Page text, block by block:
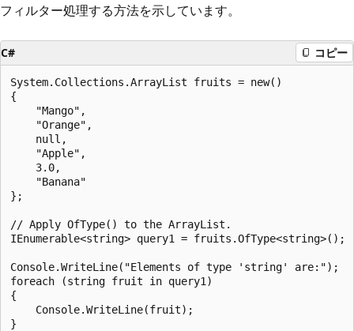
フィルター処理する方法を示しています。
C# コピー
System.Collections.ArrayList fruits = new()
{
    "Mango",
    "Orange",
    null,
    "Apple",
    3.0,
    "Banana"
};
// Apply OfType() to the ArrayList.
IEnumerable<string> query1 = fruits.OfType<string>();
Console.WriteLine("Elements of type 'string' are:");
foreach (string fruit in query1)
{
    Console.WriteLine(fruit);
}